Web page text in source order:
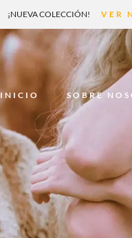
¡NUEVA COLECCIÓN! VER
INICIO SOBRE